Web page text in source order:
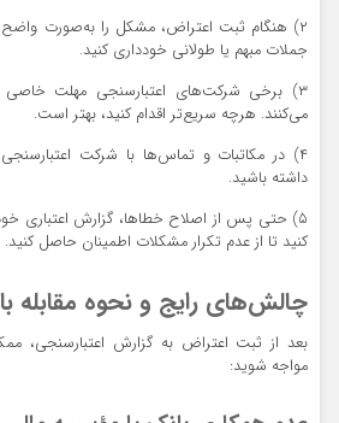
۲) هنگام ثبت اعتراض، مشکل را به‌صورت
جملات مبهم یا طولانی خودداری کنید.
۳) برخی شرکت‌های اعتبارسنجی مهلت خاصی
می‌کنند. هرچه سریع‌تر اقدام کنید، بهتر است.
۴) در مکاتبات و تماس‌ها با شرکت
داشته باشید.
۵) حتی پس از اصلاح خطاها، گزارش اعتباری
کنید تا از عدم تکرار مشکلات اطمینان حاصل کنید.
چالش‌های رایج و نحوه مقابله
بعد از ثبت اعتراض به گزارش اعتبارسنجی،
مواجه شوید: